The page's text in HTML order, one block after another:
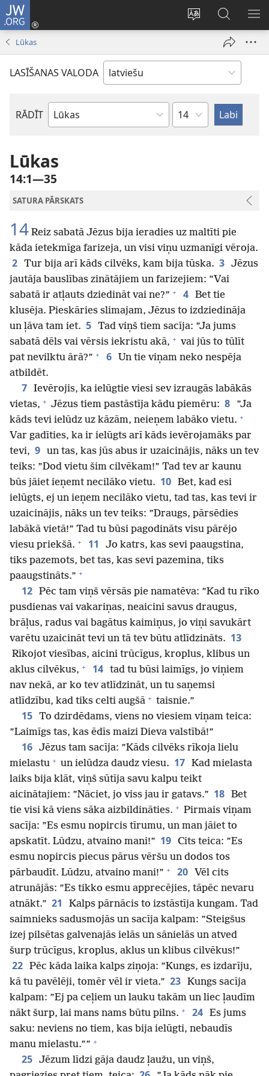
JW.ORG
Mainīt
valodu
Pieteikties
(opens
Meklēt
vietnē
JW.ORG
Lūkas
LASĪŠANAS VALODA
RĀDĪT
Pēc
Pēc
nodaļām
Lūkas
14:1—35
SATURA PĀRSKATS
14 Reiz sabatā Jēzus bija ieradies uz maltīti pie
kāda ietekmīga farizeja, un visi viņu uzmanīgi vēroja.
2 Tur bija arī kāds cilvēks, kam bija tūska. 3 Jēzus
jautāja bauslības zinātājiem un farizejiem: ”Vai
sabatā ir atļauts dziedināt vai ne?” + 4 Bet tie
klusēja. Pieskāries slimajam, Jēzus to izdziedināja
un ļāva tam iet. 5 Tad viņš tiem sacīja: ”Ja jums
sabatā dēls vai vērsis iekristu akā, + vai jūs to tūlīt
pat nevilktu ārā?” + 6
Un tie viņam neko nespēja
atbildēt.
7 Ievērojis, ka ielūgtie viesi sev izraugās labākās
vietas, + Jēzus tiem pastāstīja kādu piemēru: 8
”Ja
kāds tevi ielūdz uz kāzām, neieņem labāko vietu. +
Var gadīties, ka ir ielūgts arī kāds ievērojamāks par
tevi, 9 un tas, kas jūs abus ir uzaicinājis, nāks un tev
teiks: ”Dod vietu šim cilvēkam!” Tad tev ar kaunu
būs jāiet ieņemt necilāko vietu. 10 Bet, kad esi
ielūgts, ej un ieņem necilāko vietu, tad tas, kas tevi ir
uzaicinājis, nāks un tev teiks: ”Draugs, pārsēdies
labākā vietā!” Tad tu būsi pagodināts visu pārējo
viesu priekšā. + 11
Jo katrs, kas sevi paaugstina,
tiks pazemots, bet tas, kas sevi pazemina, tiks
paaugstināts.” +
12 Pēc tam viņš vērsās pie namatēva: ”Kad tu rīko
pusdienas vai vakariņas, neaicini savus draugus,
brāļus, radus vai bagātus kaimiņus, jo viņi savukārt
varētu uzaicināt tevi un tā tev būtu atlīdzināts. 13
Rīkojot viesības, aicini trūcīgus, kroplus, klibus un
aklus cilvēkus, + 14 tad tu būsi laimīgs, jo viņiem
nav nekā, ar ko tev atlīdzināt, un tu saņemsi
atlīdzību, kad tiks celti augšā + taisnie.”
15 To dzirdēdams, viens no viesiem viņam teica:
”Laimīgs tas, kas ēdīs maizi Dieva valstībā!”
16 Jēzus tam sacīja: ”Kāds cilvēks rīkoja lielu
mielastu + un ielūdza daudz viesu. 17 Kad mielasta
laiks bija klāt, viņš sūtīja savu kalpu teikt
aicinātajiem: ”Nāciet, jo viss jau ir gatavs.” 18 Bet
tie visi kā viens sāka aizbildināties. + Pirmais viņam
sacīja: ”Es esmu nopircis tīrumu, un man jāiet to
apskatīt. Lūdzu, atvaino mani!” 19 Cits teica: ”Es
esmu nopircis piecus pārus vēršu un dodos tos
pārbaudīt. Lūdzu, atvaino mani!” + 20
Vēl cits
atrunājās: ”Es tikko esmu apprecējies, tāpēc nevaru
atnākt.” 21
Kalps pārnācis to izstāstīja kungam. Tad
saimnieks sadusmojās un sacīja kalpam: ”Steigšus
izej pilsētas galvenajās ielās un sānielās un atved
šurp trūcīgus, kroplus, aklus un klibus cilvēkus!”
22 Pēc kāda laika kalps ziņoja: ”Kungs, es izdarīju,
kā tu pavēlēji, tomēr vēl ir vieta.” 23 Kungs sacīja
kalpam: ”Ej pa ceļiem un lauku takām un liec ļaudīm
nākt šurp, lai mans nams būtu pilns. + 24 Es jums
saku: neviens no tiem, kas bija ielūgti, nebaudīs
manu mielastu.”” +
25 Jēzum līdzi gāja daudz ļaužu, un viņš,